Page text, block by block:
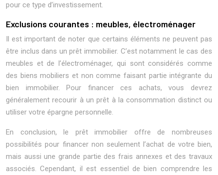
pour ce type d’investissement.
Exclusions courantes : meubles, électroménager
Il est important de noter que certains éléments ne peuvent pas
être inclus dans un prêt immobilier. C’est notamment le cas des
meubles et de l’électroménager, qui sont considérés comme
des biens mobiliers et non comme faisant partie intégrante du
bien immobilier. Pour financer ces achats, vous devrez
généralement recourir à un prêt à la consommation distinct ou
utiliser votre épargne personnelle.
En conclusion, le prêt immobilier offre de nombreuses
possibilités pour financer non seulement l’achat de votre bien,
mais aussi une grande partie des frais annexes et des travaux
associés. Cependant, il est essentiel de bien comprendre les